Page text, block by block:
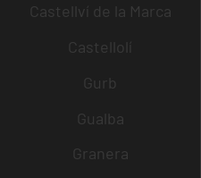
Castellví de la Marca
Castellolí
Gurb
Gualba
Granera